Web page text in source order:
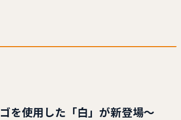
を使用した「白」が新登場～